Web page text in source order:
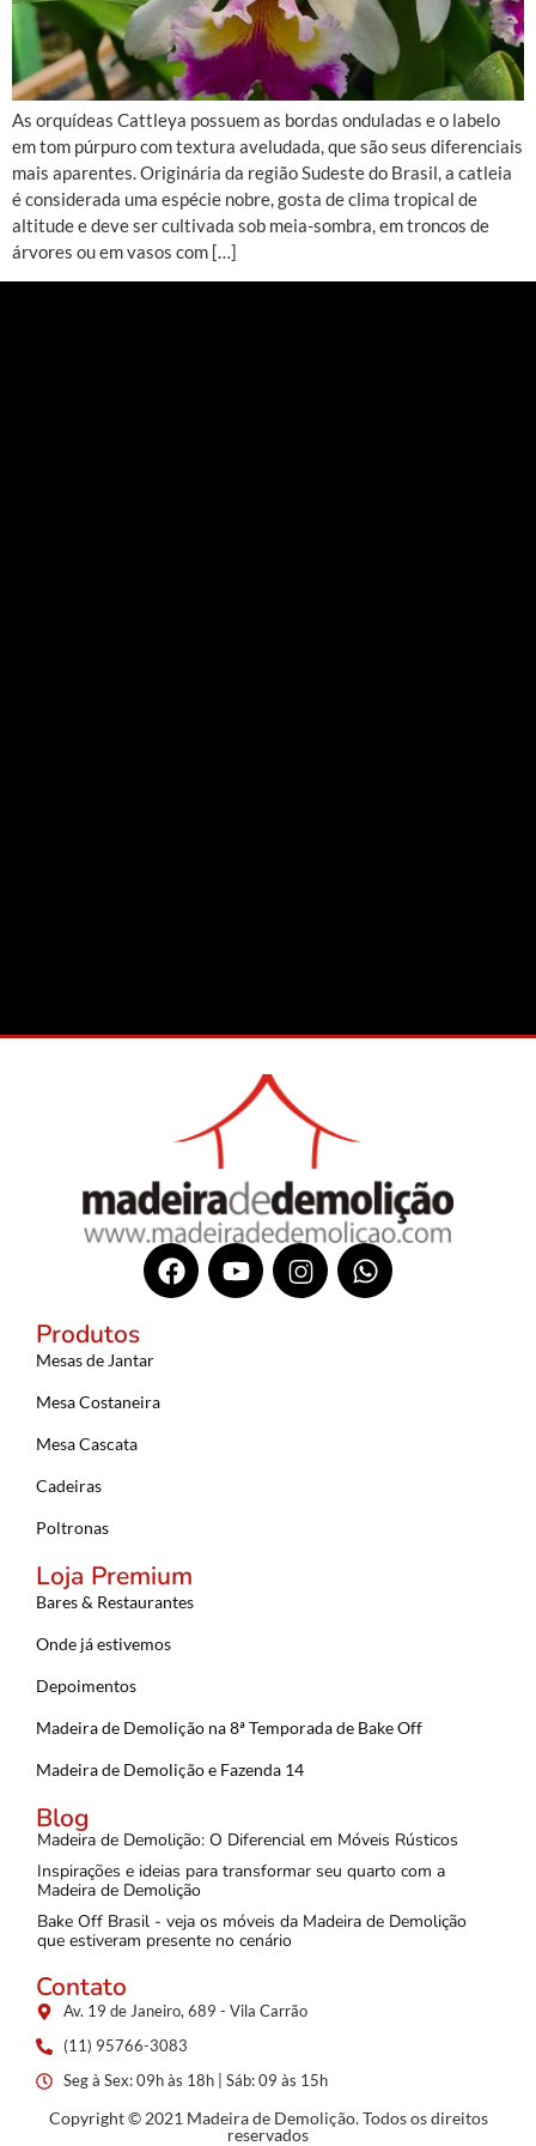
As orquídeas Cattleya possuem as bordas onduladas e o labelo
em tom púrpuro com textura aveludada, que são seus diferenciais
mais aparentes. Originária da região Sudeste do Brasil, a catleia
é considerada uma espécie nobre, gosta de clima tropical de
altitude e deve ser cultivada sob meia-sombra, em troncos de
árvores ou em vasos com […]
Produtos
Mesas de Jantar
Mesa Costaneira
Mesa Cascata
Cadeiras
Poltronas
Loja Premium
Bares & Restaurantes
Onde já estivemos
Depoimentos
Madeira de Demolição na 8ª Temporada de Bake Off
Madeira de Demolição e Fazenda 14
Blog
Madeira de Demolição: O Diferencial em Móveis Rústicos
Inspirações e ideias para transformar seu quarto com a
Madeira de Demolição
Bake Off Brasil - veja os móveis da Madeira de Demolição
que estiveram presente no cenário
Contato
Av. 19 de Janeiro, 689 - Vila Carrão
(11) 95766-3083
Seg à Sex: 09h às 18h | Sáb: 09 às 15h
Copyright © 2021 Madeira de Demolição. Todos os direitos
reservados